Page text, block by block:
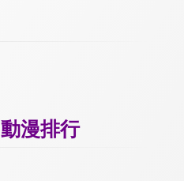
動漫排行